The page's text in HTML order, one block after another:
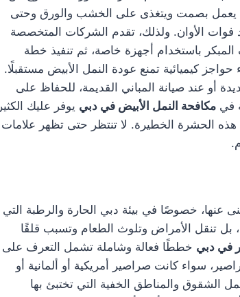
يعمل بصمت ويتغذى على الخشب والورق وحتى
فوات الأوان. ولذلك، تقدم الشركات المتخصصة
باستخدام أجهزة خاصة، ثم تنفيذ خطة
كيميائية تمنع عودة النمل الأبيض مستقبلًا.
أو عند صيانة المباني القديمة، للحفاظ على
فيمكافحة النمل الأبيض في دبي يوفر عليك الكثير
الحشرة الخطيرة. لا تنتظر حتى تظهر علامات
عنها، خصوصًا في بيئة دبي الحارة والرطبة التي
بل تنقل الأمراض وتلوث الطعام وتسبب قلقًا
في دبي خططًا فعالة وشاملة تشمل التعرف على
سواء كانت صراصير أمريكية أو ألمانية أو
الشقوق والمناطق الخفية التي تختبئ بها